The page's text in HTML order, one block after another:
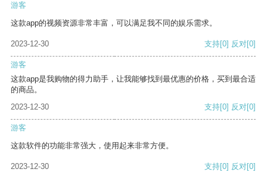
游客
这款app的视频资源非常丰富，可以满足我不同的娱乐需求。
2023-12-30 支持[0] 反对[0]
游客
这款app是我购物的得力助手，让我能够找到最优惠的价格，买到最合适
的商品。
2023-12-30
支持[0] 反对[0]
游客
这款软件的功能非常强大，使用起来非常方便。
2023-12-30 支持[0] 反对[0]